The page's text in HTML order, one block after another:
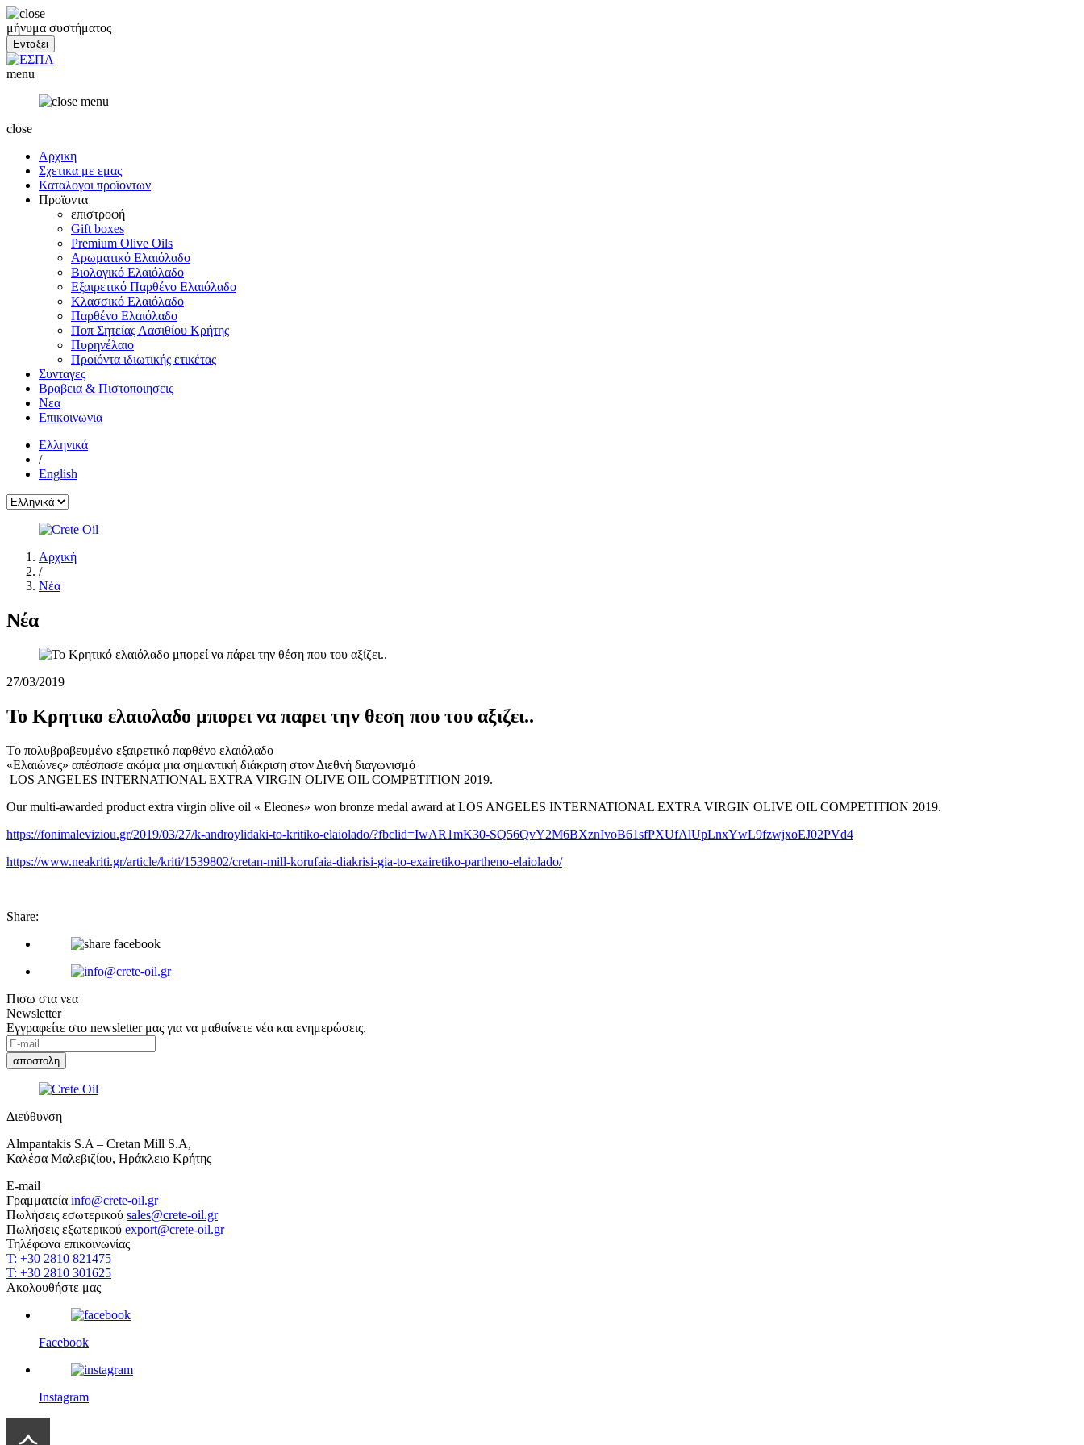
μήνυμα συστήματος
menu
close
Αρχικη
Σχετικα με εμας
Καταλογοι προϊοντων
Προϊοντα
επιστροφή
Gift boxes
Premium Olive Oils
Αρωματικό Ελαιόλαδο
Βιολογικό Ελαιόλαδο
Εξαιρετικό Παρθένο Ελαιόλαδο
Κλασσικό Ελαιόλαδο
Παρθένο Ελαιόλαδο
Ποπ Σητείας Λασιθίου Κρήτης
Πυρηνέλαιο
Προϊόντα ιδιωτικής ετικέτας
Συνταγες
Βραβεια & Πιστοποιησεις
Νεα
Επικοινωνια
Ελληνικά
/
English
Αρχική
/
Νέα
Νέα
27/03/2019
Το Κρητικο ελαιολαδο μπορει να παρει την θεση που του αξιζει..
Tο πολυβραβευμένο εξαιρετικό παρθένο ελαιόλαδο
«Ελαιώνες» απέσπασε ακόμα μια σημαντική διάκριση στον Διεθνή διαγωνισμό
LOS ANGELES INTERNATIONAL EXTRA VIRGIN OLIVE OIL COMPETITION 2019.
Our multi-awarded product extra virgin olive oil « Εleones» won bronze medal award at LOS ANGELES INTERNATIONAL EXTRA VIRGIN OLIVE OIL COMPETITION 2019.
https://fonimaleviziou.gr/2019/03/27/k-androylidaki-to-kritiko-elaiolado/?fbclid=IwAR1mK30-SQ56QvY2M6BXznIvoB61sfPXUfAlUpLnxYwL9fzwjxoEJ02PVd4
https://www.neakriti.gr/article/kriti/1539802/cretan-mill-korufaia-diakrisi-gia-to-exairetiko-partheno-elaiolado/
Share:
Πισω στα νεα
Newsletter
Εγγραφείτε στο newsletter μας για να μαθαίνετε νέα και ενημερώσεις.
Διεύθυνση
Almpantakis S.A – Cretan Mill S.A,
Καλέσα Μαλεβιζίου, Ηράκλειο Κρήτης
E-mail
Γραμματεία info@crete-oil.gr
Πωλήσεις εσωτερικού sales@crete-oil.gr
Πωλήσεις εξωτερικού export@crete-oil.gr
Τηλέφωνα επικοινωνίας
T: +30 2810 821475
T: +30 2810 301625
Ακολουθήστε μας
Facebook
Instagram